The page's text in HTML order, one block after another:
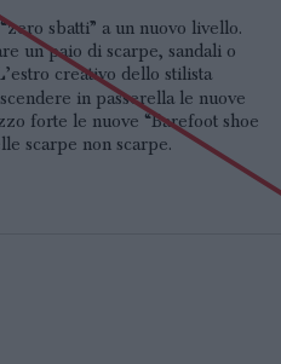
sbatti” a un nuovo livello.
un paio di scarpe, sandali o
creativo dello stilista
in passerella le nuove
forte le nuove “Barefoot shoe
scarpe non scarpe.